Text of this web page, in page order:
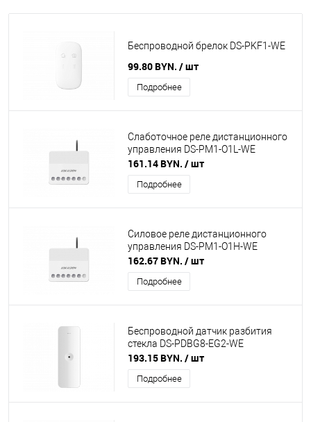
Беспроводной брелок DS-PKF1-WE
99.80 BYN. / шт
Подробнее
Слаботочное реле дистанционного
управления DS-PM1-O1L-WE
161.14 BYN. / шт
Подробнее
Силовое реле дистанционного
управления DS-PM1-O1H-WE
162.67 BYN. / шт
Подробнее
Беспроводной датчик разбития
стекла DS-PDBG8-EG2-WE
193.15 BYN. / шт
Подробнее